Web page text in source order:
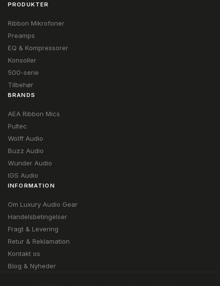
PRODUKTER
Ribbon Mikrofoner
Preamps
EQ & Kompressorer
Konsoller
500-serie
Tilbehør
BRANDS
AEA Ribbon Mics
Pultec
Wolff Audio
Buzz Audio
Wunder Audio
IGS Audio
INFORMATION
Om Luxury Audio Gear
Handelsbetingelser
Fragt & Levering
Retur & Reklamation
Kontakt os
Blog & Nyheder